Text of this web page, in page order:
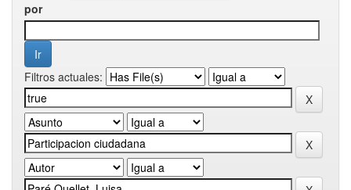
por
Filtros actuales: